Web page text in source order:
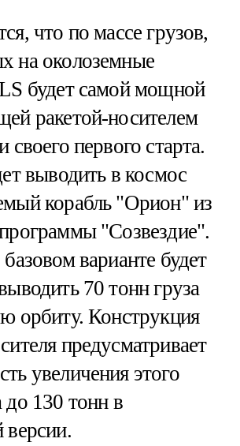
что по массе грузов,
на околоземные
будет самой мощной
ракетой-носителем
своего первого старта.
выводить в космос
корабль "Орион" из
"Созвездие".
варианте будет
70 тонн груза
орбиту. Конструкция
предусматривает
увеличения этого
до 130 тонн в
версии.